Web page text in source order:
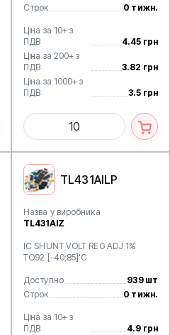
Строк
0 тижн.
Ціна за 10+ з
ПДВ
4.45 грн
Ціна за 200+ з
ПДВ
3.82 грн
Ціна за 1000+ з
ПДВ
3.5 грн
TL431AILP
Назва у виробника
TL431AIZ
IC SHUNT VOLT REG ADJ 1%
TO92 [-40;85]'C
Доступно
939 шт
Строк
0 тижн.
Ціна за 10+ з
ПДВ
4.9 грн